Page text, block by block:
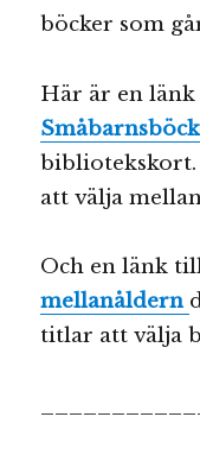
böcker som
Här är en
bibliotekskort.
att välja
Och en länk
mellanåldern
titlar att välja